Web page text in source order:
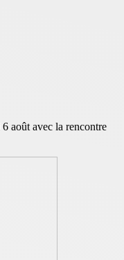
août avec la rencontre